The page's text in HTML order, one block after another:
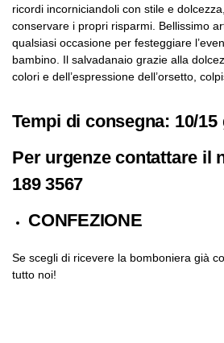
ricordi incorniciandoli con stile e
conservare i propri risparmi. Bellissimo
qualsiasi occasione per festeggiare
bambino. Il salvadanaio grazie alla
colori e dell’espressione dell’orsetto,
Tempi di consegna: 10/
Per urgenze contattare il
189 3567
CONFEZIONE
Se scegli di ricevere la bomboniera già
tutto noi!